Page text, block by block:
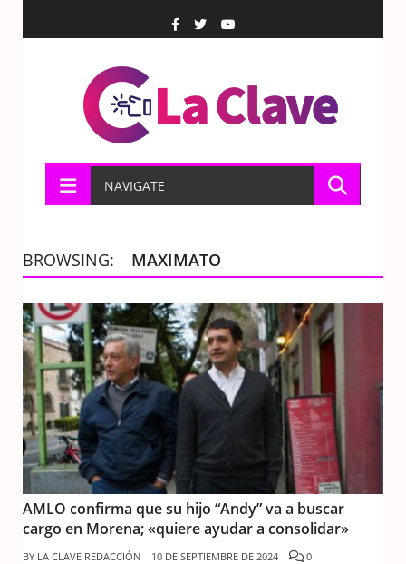
NAVIGATE
BROWSING: MAXIMATO
AMLO confirma que su hijo “Andy” va a buscar
cargo en Morena; «quiere ayudar a consolidar»
BY LA CLAVE REDACCIÓN 10 DE SEPTIEMBRE DE 2024 0